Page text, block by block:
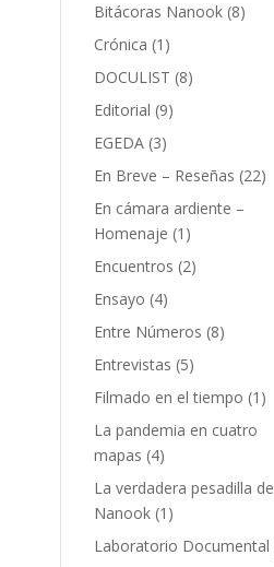
Bitácoras Nanook (8)
Crónica (1)
DOCULIST (8)
Editorial (9)
EGEDA (3)
En Breve – Reseñas (22)
En cámara ardiente –
Homenaje (1)
Encuentros (2)
Ensayo (4)
Entre Números (8)
Entrevistas (5)
Filmado en el tiempo (1)
La pandemia en cuatro
mapas (4)
La verdadera pesadilla de
Nanook (1)
Laboratorio Documental